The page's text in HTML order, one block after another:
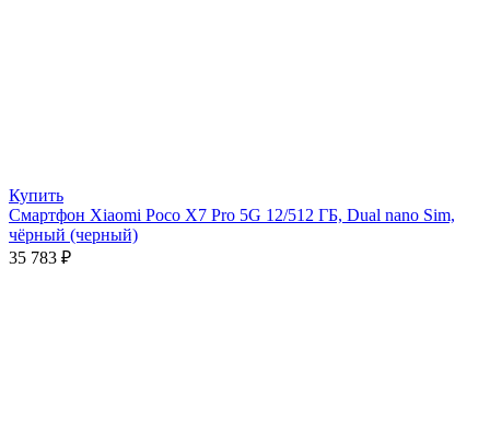
Купить
Смартфон Xiaomi Poco X7 Pro 5G 12/512 ГБ, Dual nano Sim,
чёрный (черный)
35 783 ₽